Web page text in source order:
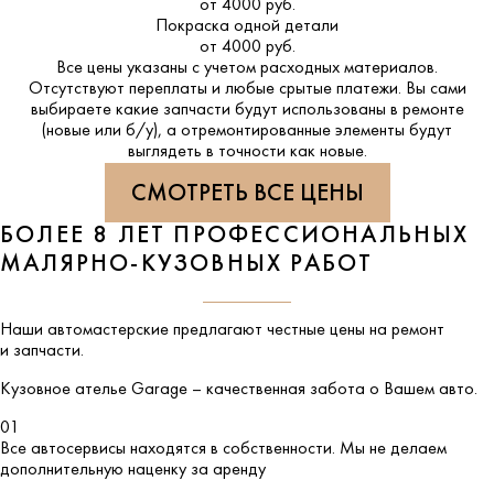
от 4000 руб.
Покраска одной детали
от 4000 руб.
Все цены указаны с учетом расходных материалов.
Отсутствуют переплаты и любые срытые платежи. Вы сами
выбираете какие запчасти будут использованы в ремонте
(новые или б/у), а отремонтированные элементы будут
выглядеть в точности как новые.
СМОТРЕТЬ ВСЕ ЦЕНЫ
БОЛЕЕ 8 ЛЕТ ПРОФЕССИОНАЛЬНЫХ
МАЛЯРНО-КУЗОВНЫХ РАБОТ
Наши автомастерские предлагают честные цены на ремонт
и запчасти.
Кузовное ателье Garage – качественная забота о Вашем авто.
01
Все автосервисы находятся в собственности. Мы не делаем
дополнительную наценку за аренду